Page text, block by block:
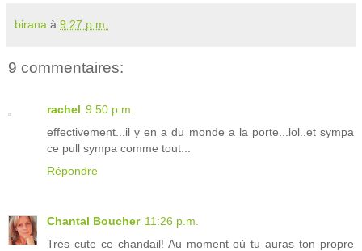
birana à 9:27 p.m.
9 commentaires:
rachel 9:50 p.m.
effectivement...il y en a du monde a la porte...lol..et sympa
ce pull sympa comme tout...
Répondre
Chantal Boucher 11:26 p.m.
Très cute ce chandail! Au moment où tu auras ton propre